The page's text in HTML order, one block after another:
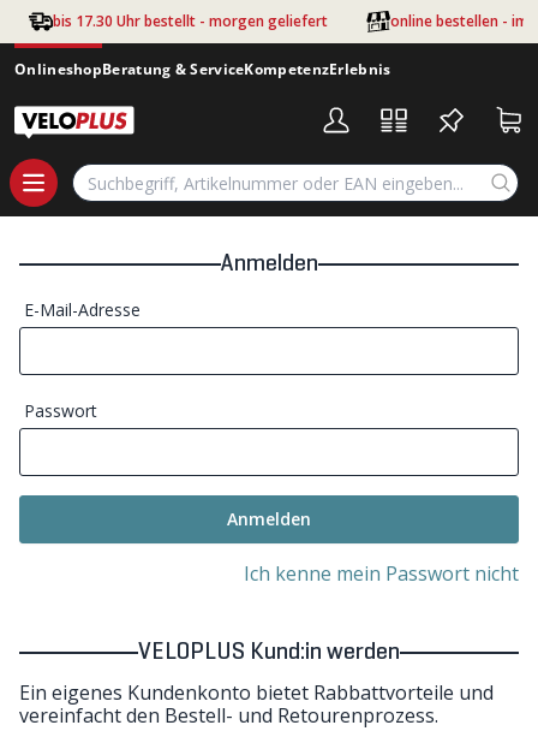
Zum Hauptinhalt springen
bis 17.30 Uhr bestellt - morgen geliefert online bestellen - im
OnlineshopBeratung & ServiceKompetenzErlebnis
Anmelden
E-Mail-Adresse
Passwort
Anmelden
Ich kenne mein Passwort nicht
VELOPLUS Kund:in werden
Ein eigenes Kundenkonto bietet Rabbattvorteile und
vereinfacht den Bestell- und Retourenprozess.